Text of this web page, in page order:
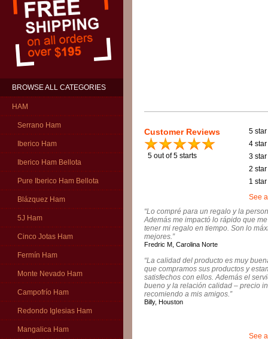
BROWSE ALL CATEGORIES
HAM
Serrano Ham
Iberico Ham
Iberico Ham Bellota
Pure Iberico Ham Bellota
Blázquez Ham
5J Ham
Cinco Jotas Ham
Fermín Ham
Monte Nevado Ham
Campofrío Ham
Redondo Iglesias Ham
Mangalica Ham
Customer Reviews
5 out of 5 starts
5 star
4 star
3 star
2 star
1 star
See
“Lo compré para un regalo y la
Además me impactó lo rápido que
tener mi regalo en tiempo. Son lo
mejores.”
Fredric M, Carolina Norte
“La calidad del producto es muy
que compramos sus productos y
satisfechos con ellos. Además el
bueno y la relación calidad – precio
recomiendo a mis amigos.”
Billy, Houston
See